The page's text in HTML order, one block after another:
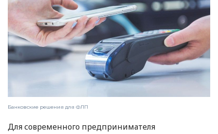
Банковские решения для ФЛП
Для современного предпринимателя